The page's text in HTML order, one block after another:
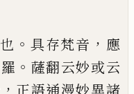
。 具存梵音 ， 應
。 薩翻云妙或云
， 正語通漫妙異諸